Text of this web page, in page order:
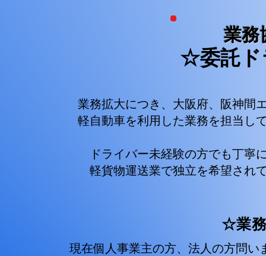
☆委託ド
業務拡大につき、大阪府、阪神間エリ
軽自動車を利用した業務を担当して
ドライバー未経験の方でも丁寧に指
軽貨物運送業で独立を希望されている
現在個人事業主の方、法人の方問いま
業
​☆業